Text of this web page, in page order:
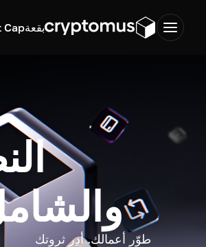
بقعةCap
طوّر أعمالك. أدِر ثروتك